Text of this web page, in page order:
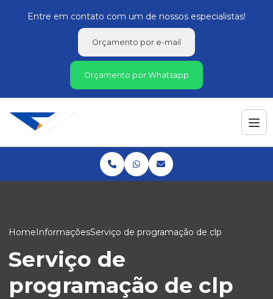
Entre em contato com um de nossos especialistas!
Orçamento por e-mail
Orçamento por Whatsapp
HomeInformaçõesServiço de programação de clp
Serviço de
programação de clp